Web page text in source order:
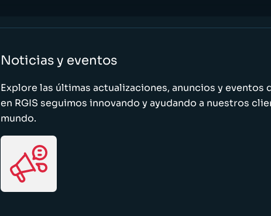
Noticias y eventos
Explore las últimas actualizaciones, anuncios y eventos
en RGIS seguimos innovando y ayudando a nuestros
mundo.